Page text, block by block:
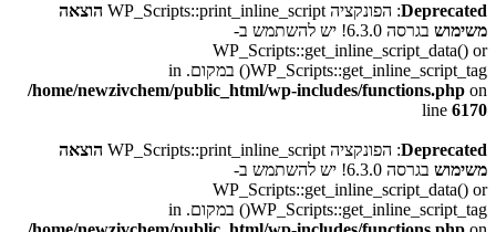
Deprecated: הפונקציה WP_Scripts::print_inline_script
הוצאה
משימוש
בגרסה 6.3.0! יש להשתמש ב-
WP_Scripts::get_inline_script_data() or
WP_Scripts::get_inline_script_tag() במקום. in
/home/newzivchem/public_html/wp-includes/functions.php on
line 6170
Deprecated: הפונקציה WP_Scripts::print_inline_script
הוצאה
משימוש
בגרסה 6.3.0! יש להשתמש ב-
WP_Scripts::get_inline_script_data() or
WP_Scripts::get_inline_script_tag() במקום. in